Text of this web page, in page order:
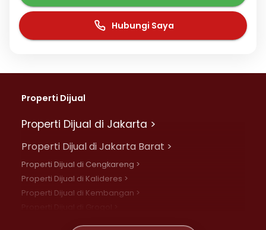
Hubungi Saya
Properti Dijual
Properti Dijual di Jakarta >
Properti Dijual di Jakarta Barat >
Properti Dijual di Cengkareng >
Properti Dijual di Kalideres >
Properti Dijual di Kembangan >